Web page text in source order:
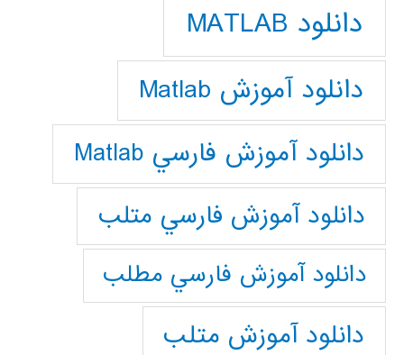
دانلود MATLAB
دانلود آموزش Matlab
دانلود آموزش فارسي Matlab
دانلود آموزش فارسي متلب
دانلود آموزش فارسي مطلب
دانلود آموزش متلب